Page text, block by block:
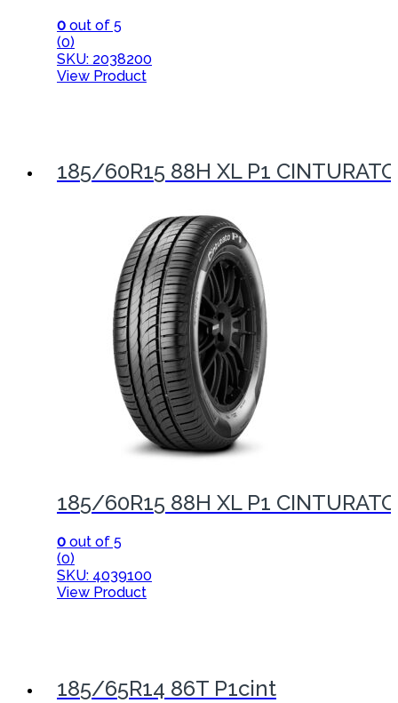
0 out of 5
(0)
SKU: 2038200
View Product
185/60R15 88H XL P1
185/60R15 88H XL P1
0 out of 5
(0)
SKU: 4039100
View Product
185/65R14 86T P1cint